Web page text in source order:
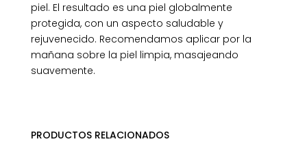
piel. El resultado es una piel globalmente
protegida, con un aspecto saludable y
rejuvenecido. Recomendamos aplicar por la
mañana sobre la piel limpia, masajeando
suavemente.
PRODUCTOS RELACIONADOS